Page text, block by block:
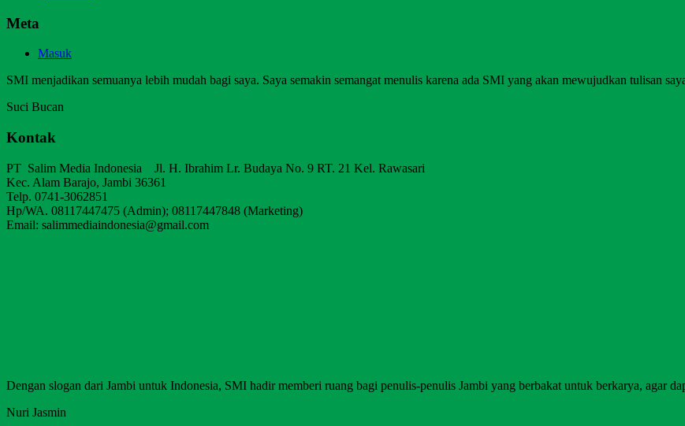
Meta
Masuk
SMI menjadikan semuanya lebih mudah bagi saya. Saya semakin semangat menulis karena ada SMI yang akan mewujudkan tulisan
Suci Bucan
Kontak
PT Salim Media Indonesia Jl. H. Ibrahim Lr. Budaya No. 9 RT. 21 Kel. Rawasari
Kec. Alam Barajo, Jambi 36361
Telp. 0741-3062851
Hp/WA. 08117447475 (Admin); 08117447848 (Marketing)
Email: salimmediaindonesia@gmail.com
Dengan slogan dari Jambi untuk Indonesia, SMI hadir memberi ruang bagi penulis-penulis Jambi yang berbakat untuk berkarya, agar
Nuri Jasmin